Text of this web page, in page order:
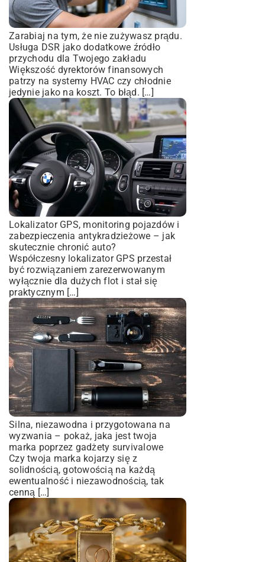
Zarabiaj na tym, że nie zużywasz prądu.
Usługa DSR jako dodatkowe źródło
przychodu dla Twojego zakładu
Większość dyrektorów finansowych
patrzy na systemy HVAC czy chłodnie
jedynie jako na koszt. To błąd. […]
Lokalizator GPS, monitoring pojazdów i
zabezpieczenia antykradzieżowe – jak
skutecznie chronić auto?
Współczesny lokalizator GPS przestał
być rozwiązaniem zarezerwowanym
wyłącznie dla dużych flot i stał się
praktycznym […]
Silna, niezawodna i przygotowana na
wyzwania – pokaż, jaka jest twoja
marka poprzez gadżety survivalowe
Czy twoja marka kojarzy się z
solidnością, gotowością na każdą
ewentualność i niezawodnością, tak
cenną […]